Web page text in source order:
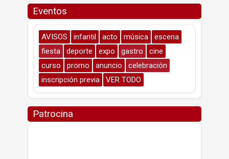
Eventos
AVISOS infantil acto música
escena
fiesta
deporte expo gastro
cine
curso
promo anuncio
celebración
inscripción previa
VER TODO
Patrocina